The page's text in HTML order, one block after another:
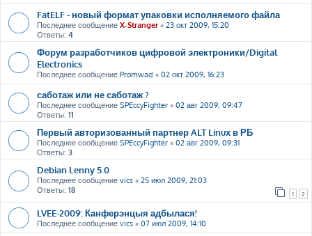
FatELF - новый формат упаковки исполняемого файла
Последнее сообщение X-Stranger« 23 окт 2009, 15:20
Ответы: 4
Форум разработчиков цифровой электроники/Digital
Electronics
Последнее сообщение Promwad « 02 окт 2009, 16:23
саботаж или не саботаж ?
Последнее сообщение SPEccyFighter « 02 авг 2009, 09:47
Ответы: 11
Первый авторизованный партнер ALT Linux в РБ
Последнее сообщение SPEccyFighter « 02 авг 2009, 09:31
Ответы: 3
Debian Lenny 5.0
Последнее сообщение vics « 25 июл 2009, 21:03
Ответы: 18 1 2
LVEE-2009: Канферэнцыя адбылася!
Последнее сообщение vics « 07 июл 2009, 14:10